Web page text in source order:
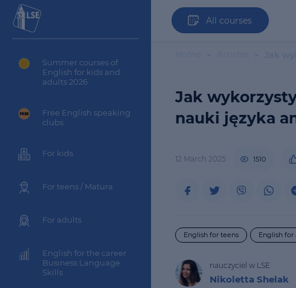
Summer courses of
English for kids and
adults 2026
Free English speaking
clubs
For kids
For teens / Matura
For adults
English for the career
Business Language
Skills
All courses
Jak
nauki języka
12 March 2025 1510
English for teens English for
nauczyciel w LSE
Nikoletta Shelak